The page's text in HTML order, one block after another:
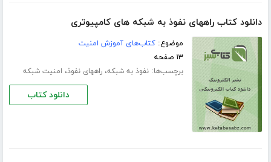
دانلود کتاب راههای نفوذ به شبکه های کامپیوتری
موضوع:کتاب‌های آموزش امنیت
۱۳ صفحه
برچسب‌ها:نفوذ به شبکه،راههای نفوذ، امنیت شبکه
دانلود کتاب